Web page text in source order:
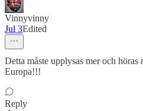
Vinnyvinny
Jul 3Edited
Detta måste upplysas mer och
Europa!!!
Reply